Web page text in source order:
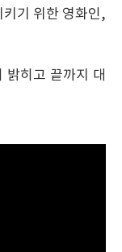
기 위한 영화인,
밝히고 끝까지 대